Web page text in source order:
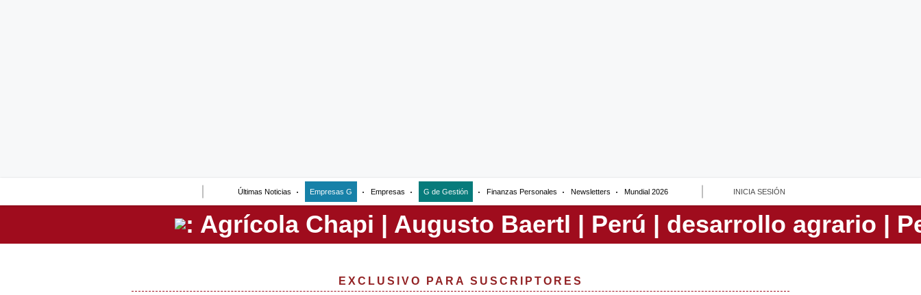
Últimas Noticias Empresas G Empresas G de Gestión Finanzas Personales Newsletters Mundial 2026 INICIA SESIÓN
Perú
EXCLUSIVO PARA SUSCRIPTORES